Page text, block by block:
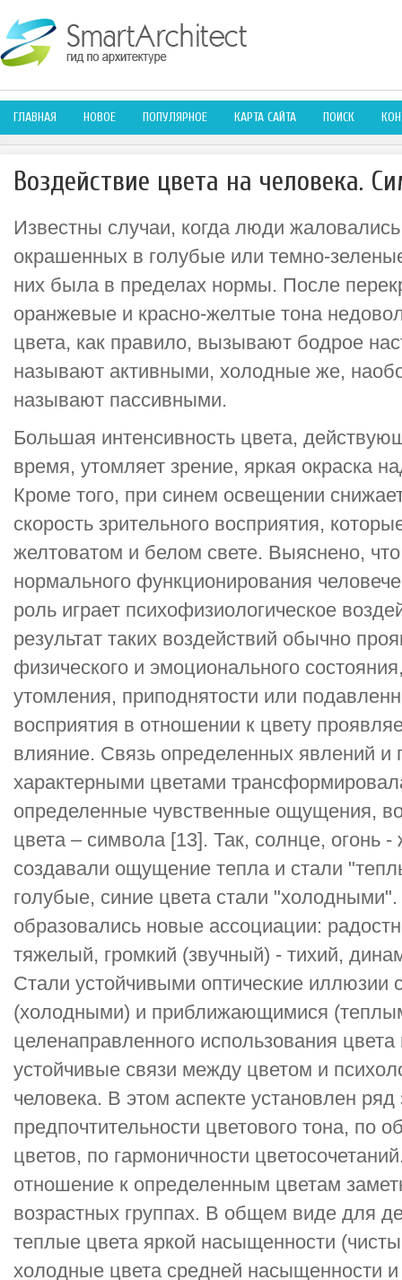
ГЛАВНАЯ НОВОЕ ПОПУЛЯРНОЕ КАРТА САЙТА ПОИСК
Воздействие цвета на человека.
Известны случаи, когда люди
окрашенных в голубые или темно-
них была в пределах нормы. После
оранжевые и красно-желтые тона
цвета, как правило, вызывают бодрое
называют активными, холодные же,
называют пассивными.
Большая интенсивность цвета,
время, утомляет зрение, яркая окраска
Кроме того, при синем освещении
скорость зрительного восприятия,
желтоватом и белом свете. Выяснено,
нормального функционирования
роль играет психофизиологическое
результат таких воздействий обычно
физического и эмоционального
утомления, приподнятости или
восприятия в отношении к цвету
влияние. Связь определенных явлений и
характерными цветами
определенные чувственные ощущения,
цвета – символа [13]. Так, солнце, огонь
создавали ощущение тепла и стали
голубые, синие цвета стали
образовались новые ассоциации:
тяжелый, громкий (звучный) - тихий,
Стали устойчивыми оптические иллюзии
(холодными) и приближающимися
целенаправленного использования
устойчивые связи между цветом и
человека. В этом аспекте установлен
предпочтительности цветового тона, по
цветов, по гармоничности
отношение к определенным цветам
возрастных группах. В общем виде для
теплые цвета яркой насыщенности
холодные цвета средней насыщенности